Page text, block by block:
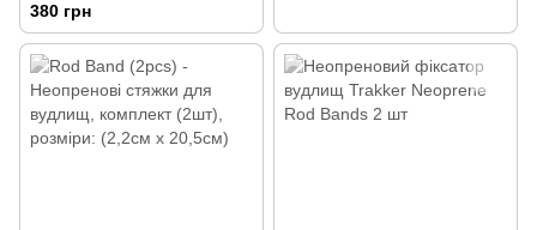
380 грн